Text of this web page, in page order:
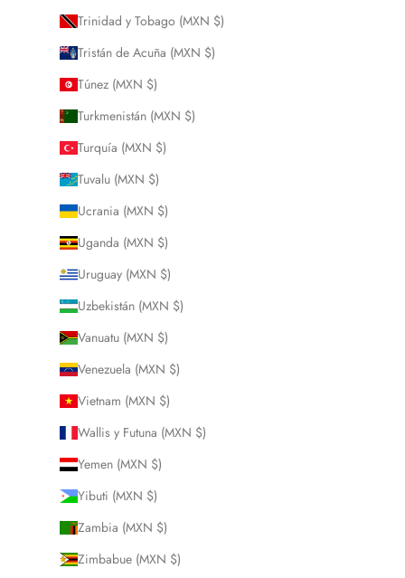
Trinidad y Tobago (MXN $)
Tristán de Acuña (MXN $)
Túnez (MXN $)
Turkmenistán (MXN $)
Turquía (MXN $)
Tuvalu (MXN $)
Ucrania (MXN $)
Uganda (MXN $)
Uruguay (MXN $)
Uzbekistán (MXN $)
Vanuatu (MXN $)
Venezuela (MXN $)
Vietnam (MXN $)
Wallis y Futuna (MXN $)
Yemen (MXN $)
Yibuti (MXN $)
Zambia (MXN $)
Zimbabue (MXN $)